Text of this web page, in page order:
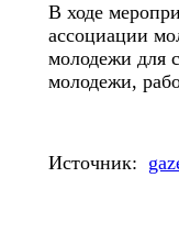
В ходе
ассоциации
молодежи для
молодежи,
Источник: